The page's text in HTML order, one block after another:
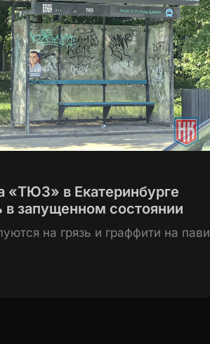
«ТЮЗ» в Екатеринбурге
в запущенном состоянии
на грязь и граффити на пави